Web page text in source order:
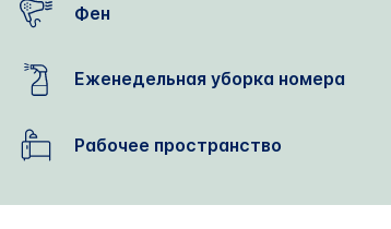
Фен
Еженедельная уборка номера
Рабочее пространство